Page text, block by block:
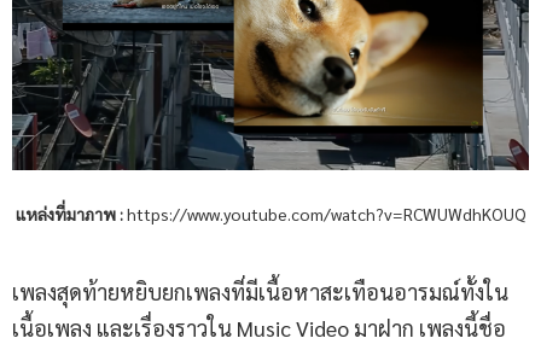
แหล่งที่มาภาพ :https://www.youtube.com/watch?v=RCWUWdhKOUQ
เพลงสุดท้ายหยิบยกเพลงที่มีเนื้อหาสะเทือนอารมณ์ทั้งใน
เนื้อเพลง และเรื่องราวใน Music Video มาฝาก เพลงนี้ชื่อ